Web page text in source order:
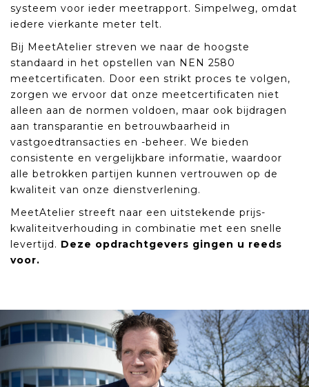
systeem voor ieder meetrapport. Simpelweg, omdat
iedere vierkante meter telt.
Bij MeetAtelier streven we naar de hoogste
standaard in het opstellen van NEN 2580
meetcertificaten. Door een strikt proces te volgen,
zorgen we ervoor dat onze meetcertificaten niet
alleen aan de normen voldoen, maar ook bijdragen
aan transparantie en betrouwbaarheid in
vastgoedtransacties en -beheer. We bieden
consistente en vergelijkbare informatie, waardoor
alle betrokken partijen kunnen vertrouwen op de
kwaliteit van onze dienstverlening.
MeetAtelier streeft naar een uitstekende prijs-
kwaliteitverhouding in combinatie met een snelle
levertijd. Deze opdrachtgevers gingen u reeds
voor.